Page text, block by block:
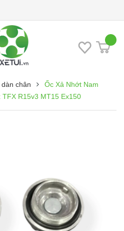
chân
Ốc Xả Nhớt Nam
R15v3 MT15 Ex150